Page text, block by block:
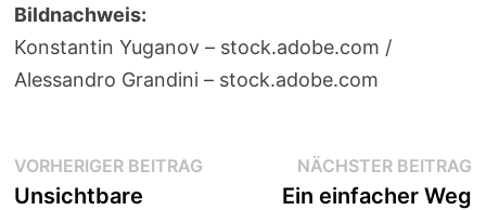
Bildnachweis:
Konstantin Yuganov – stock.adobe.com /
Alessandro Grandini – stock.adobe.com
Beitragsnavigation
VORHERIGER BEITRAGVorheriger
Unsichtbare
NÄCHSTER BEITRAG
Ein einfacher Weg